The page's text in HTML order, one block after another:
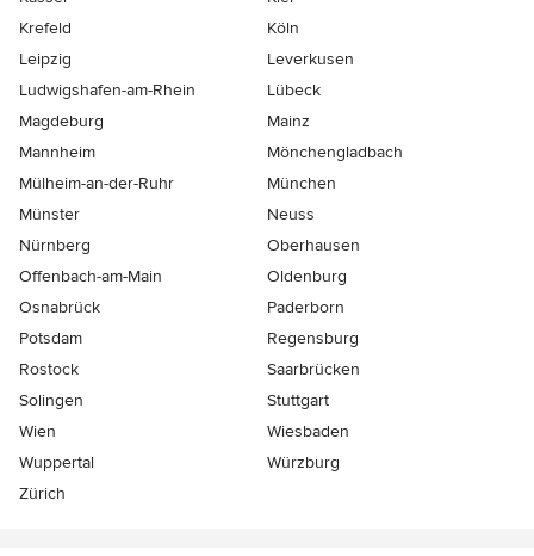
Krefeld
Köln
Leipzig
Leverkusen
Ludwigshafen-am-Rhein
Lübeck
Magdeburg
Mainz
Mannheim
Mönchen­gladbach
Mülheim-an-der-Ruhr
München
Münster
Neuss
Nürnberg
Oberhausen
Offenbach-am-Main
Oldenburg
Osnabrück
Paderborn
Potsdam
Regensburg
Rostock
Saarbrücken
Solingen
Stuttgart
Wien
Wiesbaden
Wuppertal
Würzburg
Zürich